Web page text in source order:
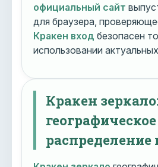
официальный сайт
для браузера,
Кракен вход безопасен
использовании
Кракен
географическое
распределение